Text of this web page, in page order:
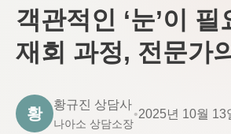
객관적인 ‘눈’이 필
재회 과정, 전문가
황
황규진 상담사
나아소 상담소장
•2025년 10월 13